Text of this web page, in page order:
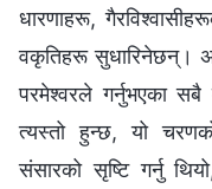
धारणाहरू,
वकृतिहरू सुधारिनेछन्।
परमेश्‍वरले गर्नुभएका
त्यस्तो हुन्छ, यो
संसारको सृष्टि गर्नु